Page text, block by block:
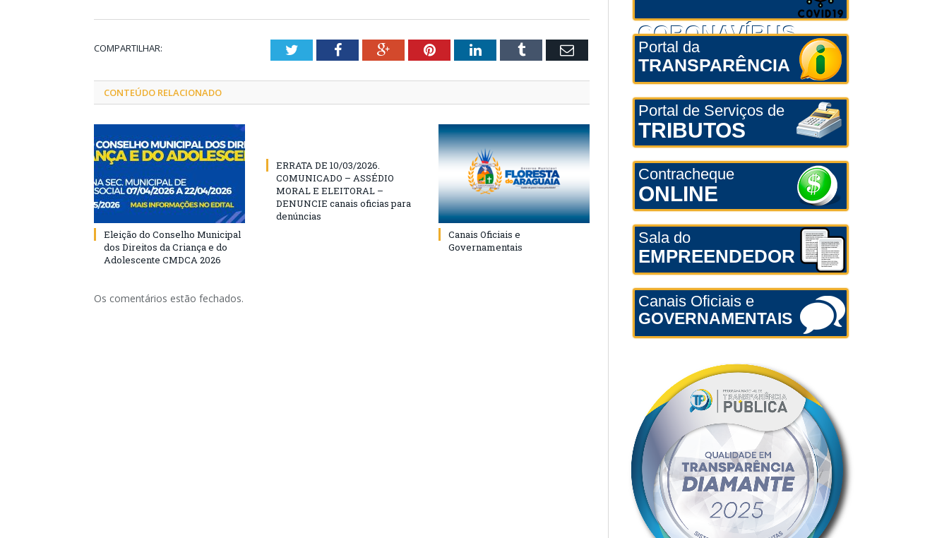
COMPARTILHAR: TwitterFacebookGoogle+PinterestLinkedInTumblr Email
CONTEÚDO RELACIONADO
Eleição do Conselho Municipal
dos Direitos da Criança e do
Adolescente CMDCA 2026
ERRATA DE 10/03/2026.
COMUNICADO – ASSÉDIO
MORAL E ELEITORAL –
DENUNCIE canais oficias para
denúncias
Canais Oficiais e
Governamentais
Os comentários estão fechados.
CORONAVÍRUS
Portal da
TRANSPARÊNCIA
Portal de Serviços de
TRIBUTOS
Contracheque
ONLINE
Sala do
EMPREENDEDOR
Canais Oficiais e
GOVERNAMENTAIS